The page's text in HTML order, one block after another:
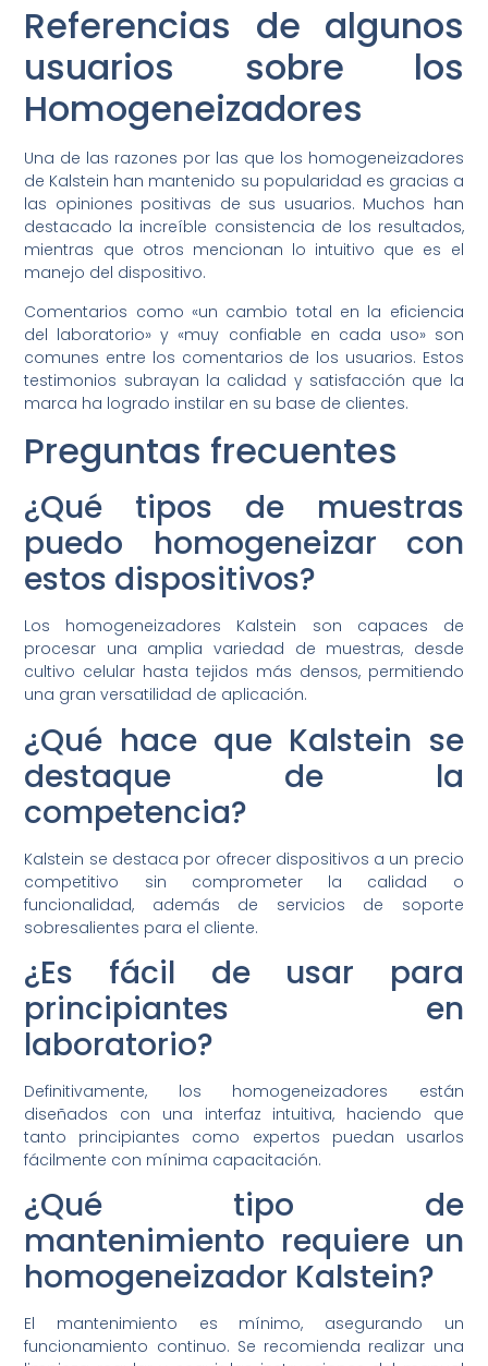
Referencias de algunos
usuarios sobre los
Homogeneizadores
Una de las razones por las que los homogeneizadores
de Kalstein han mantenido su popularidad es gracias a
las opiniones positivas de sus usuarios. Muchos han
destacado la increíble consistencia de los resultados,
mientras que otros mencionan lo intuitivo que es el
manejo del dispositivo.
Comentarios como «un cambio total en la eficiencia
del laboratorio» y «muy confiable en cada uso» son
comunes entre los comentarios de los usuarios. Estos
testimonios subrayan la calidad y satisfacción que la
marca ha logrado instilar en su base de clientes.
Preguntas frecuentes
¿Qué tipos de muestras
puedo homogeneizar con
estos dispositivos?
Los homogeneizadores Kalstein son capaces de
procesar una amplia variedad de muestras, desde
cultivo celular hasta tejidos más densos, permitiendo
una gran versatilidad de aplicación.
¿Qué hace que Kalstein se
destaque de la
competencia?
Kalstein se destaca por ofrecer dispositivos a un precio
competitivo sin comprometer la calidad o
funcionalidad, además de servicios de soporte
sobresalientes para el cliente.
¿Es fácil de usar para
principiantes en
laboratorio?
Definitivamente, los homogeneizadores están
diseñados con una interfaz intuitiva, haciendo que
tanto principiantes como expertos puedan usarlos
fácilmente con mínima capacitación.
¿Qué tipo de
mantenimiento requiere un
homogeneizador Kalstein?
El mantenimiento es mínimo, asegurando un
funcionamiento continuo. Se recomienda realizar una